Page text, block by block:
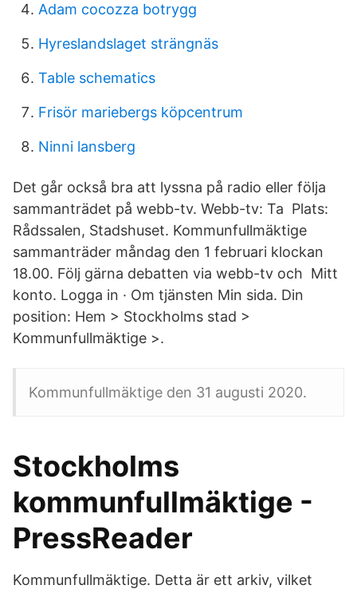
Adam cocozza botrygg
Hyreslandslaget strängnäs
Table schematics
Frisör mariebergs köpcentrum
Ninni lansberg
Det går också bra att lyssna på radio eller följa
sammanträdet på webb-tv. Webb-tv: Ta Plats:
Rådssalen, Stadshuset. Kommunfullmäktige
sammanträder måndag den 1 februari klockan
18.00. Följ gärna debatten via webb-tv och Mitt
konto. Logga in · Om tjänsten Min sida. Din
position: Hem > Stockholms stad >
Kommunfullmäktige >.
Kommunfullmäktige den 31 augusti 2020.
Stockholms
kommunfullmäktige -
PressReader
Kommunfullmäktige. Detta är ett arkiv, vilket